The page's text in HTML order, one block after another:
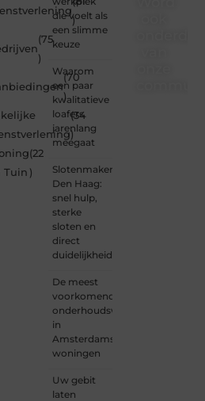
)
(75
)
(70
)
(34
)
Tuin
(22
)
die voelt als
een slimme
keuze
Waarom
een paar
kwalitatieve
loafers
jarenlang
meegaat
Slotenmaker
Den Haag:
snel hulp,
sterke
sloten en
direct
duidelijkheid
De meest
voorkomende
onderhoudswerkzaamheden
in
Amsterdamse
woningen
Uw gebit
laten